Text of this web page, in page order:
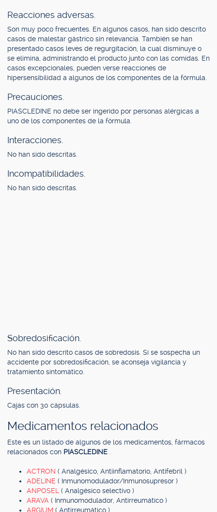
Reacciones adversas.
Son muy poco frecuentes. En algunos casos, han sido descrito
casos de malestar gástrico sin relevancia. También se han
presentado casos leves de regurgitación, la cual disminuye o
se elimina, administrando el producto junto con las comidas. En
casos excepcionales, pueden verse reacciones de
hipersensibilidad a algunos de los componentes de la fórmula.
Precauciones.
PIASCLEDINE no debe ser ingerido por personas alérgicas a
uno de los componentes de la fórmula.
Interacciones.
No han sido descritas.
Incompatibilidades.
No han sido descritas.
Sobredosificación.
No han sido descrito casos de sobredosis. Si se sospecha un
accidente por sobredosificación, se aconseja vigilancia y
tratamiento sintomático.
Presentación.
Cajas con 30 cápsulas.
Medicamentos relacionados
Este es un listado de algunos de los medicamentos, fármacos
relacionados con PIASCLEDINE
ACTRON ( Analgésico, Antiinflamatorio, Antifebril )
ADELINE ( Inmunomodulador/Inmunosupresor )
ANPOSEL ( Analgésico selectivo )
ARAVA ( Inmunomodulador, Antirreumático )
ARGIUM ( Antirreumático )